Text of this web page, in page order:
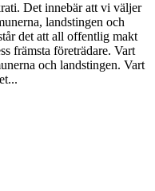
Det innebär att vi väljer
landstingen och
det att all offentlig makt
främsta företrädare. Vart
och landstingen. Vart